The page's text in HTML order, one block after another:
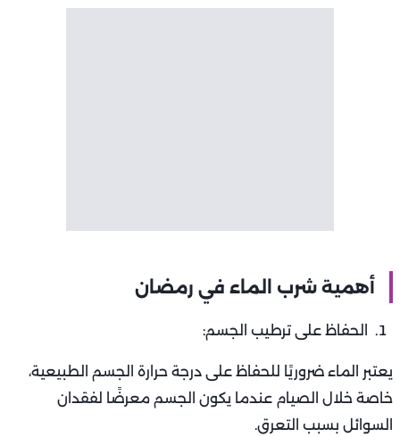
أهمية شرب الماء في رمضان
الحفاظ على ترطيب الجسم:
يعتبر الماء ضروريًا للحفاظ على درجة حرارة الجسم الطبيعية،
خاصة خلال الصيام عندما يكون الجسم معرضًا لفقدان
السوائل بسبب التعرق.